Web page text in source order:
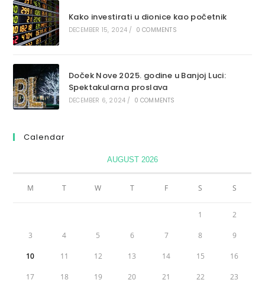
Kako investirati u dionice kao početnik
DECEMBER 15, 2024 / 0 COMMENTS
Doček Nove 2025. godine u Banjoj Luci:
Spektakularna proslava
DECEMBER 6, 2024 / 0 COMMENTS
Calendar
AUGUST 2026
M T W T F S S
1 2
3 4 5 6 7 8 9
10 11 12 13 14 15 16
17 18 19 20 21 22 23